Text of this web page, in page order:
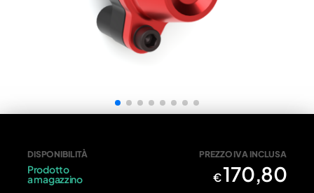
ATT005R - ROSSO • Attuatore frizione maggiorato -
DISPONIBILITÀ
Prodotto
a magazzino
PREZZO IVA INCLUSA
€170,80